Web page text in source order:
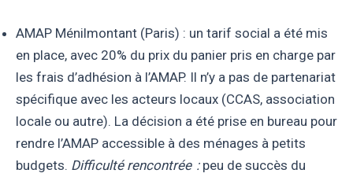
AMAP Ménilmontant (Paris) : un tarif social a été mis
en place, avec 20% du prix du panier pris en charge par
les frais d’adhésion à l’AMAP. Il n’y a pas de partenariat
spécifique avec les acteurs locaux (CCAS, association
locale ou autre). La décision a été prise en bureau pour
rendre l’AMAP accessible à des ménages à petits
budgets. Difficulté rencontrée : peu de succès du